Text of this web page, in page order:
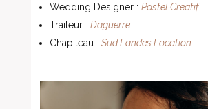
Wedding Designer :Pastel Creatif
Traiteur :Daguerre
Chapiteau :Sud Landes Location